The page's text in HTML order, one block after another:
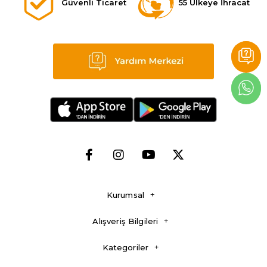
Güvenli Ticaret 55 Ülkeye İhracat
Kurumsal
Alışveriş Bilgileri
Kategoriler